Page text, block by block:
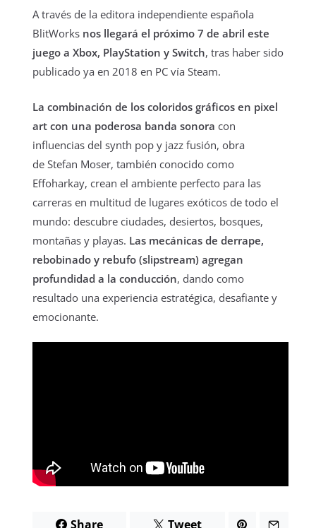
A través de la editora independiente española
BlitWorks nos llegará el próximo 7 de abril este
juego a Xbox, PlayStation y Switch, tras haber sido
publicado ya en 2018 en PC vía Steam.
La combinación de los coloridos gráficos en pixel
art con una poderosa banda sonora con
influencias del synth pop y jazz fusión, obra
de Stefan Moser, también conocido como
Effoharkay, crean el ambiente perfecto para las
carreras en multitud de lugares exóticos de todo el
mundo: descubre ciudades, desiertos, bosques,
montañas y playas. Las mecánicas de derrape,
rebobinado y rebufo (slipstream) agregan
profundidad a la conducción, dando como
resultado una experiencia estratégica, desafiante y
emocionante.
Share Tweet